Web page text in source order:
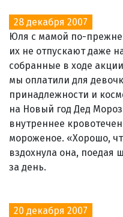
28 декабря 2007
Юля с мамой по-
их не отпускают даже
собранные в ходе
мы оплатили для
принадлежности и
на Новый год Дед
внутреннее
мороженое. «Хорошо,
вздохнула она,
за день.
20 декабря 2007